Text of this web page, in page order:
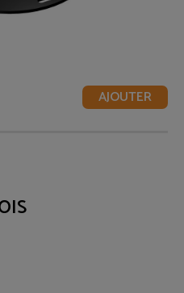
AJOUTER